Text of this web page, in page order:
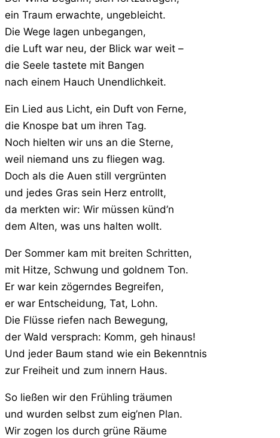
ein Traum erwachte, ungebleicht.
Die Wege lagen unbegangen,
die Luft war neu, der Blick war weit –
die Seele tastete mit Bangen
nach einem Hauch Unendlichkeit.
Ein Lied aus Licht, ein Duft von Ferne,
die Knospe bat um ihren Tag.
Noch hielten wir uns an die Sterne,
weil niemand uns zu fliegen wag.
Doch als die Auen still vergrünten
und jedes Gras sein Herz entrollt,
da merkten wir: Wir müssen künd’n
dem Alten, was uns halten wollt.
Der Sommer kam mit breiten Schritten,
mit Hitze, Schwung und goldnem Ton.
Er war kein zögerndes Begreifen,
er war Entscheidung, Tat, Lohn.
Die Flüsse riefen nach Bewegung,
der Wald versprach: Komm, geh hinaus!
Und jeder Baum stand wie ein Bekenntnis
zur Freiheit und zum innern Haus.
So ließen wir den Frühling träumen
und wurden selbst zum eig’nen Plan.
Wir zogen los durch grüne Räume